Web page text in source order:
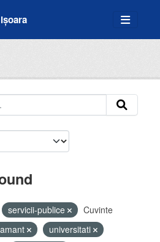
servicii-publice
Cuvinte
universitati